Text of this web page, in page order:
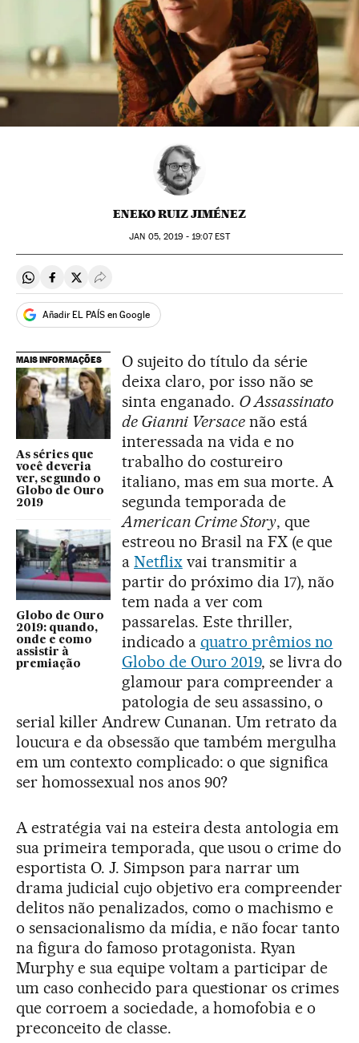
ENEKO RUIZ JIMÉNEZ
JAN 05, 2019 - 19:07EST
Compartir en Whatsapp
Compartir en Facebook
Compartir en Twitter
Desplegar Redes Sociales
Añadir EL PAÍS en Google
MAIS INFORMAÇÕES
As séries que
você deveria
ver, segundo o
Globo de Ouro
2019
Globo de Ouro
2019: quando,
onde e como
assistir à
premiação
O sujeito do título da série
deixa claro, por isso não se
sinta enganado. O Assassinato
de Gianni Versacenão está
interessada na vida e no
trabalho do costureiro
italiano, mas em sua morte. A
segunda temporada de
American Crime Story, que
estreou no Brasil na FX (e que
a Netflixvai transmitir a
partir do próximo dia 17), não
tem nada a ver com
passarelas. Este thriller,
indicado a quatro prêmios no
Globo de Ouro 2019, se livra do
glamour para compreender a
patologia de seu assassino, o
serial killer Andrew Cunanan. Um retrato da
loucura e da obsessão que também mergulha
em um contexto complicado: o que significa
ser homossexual nos anos 90?
A estratégia vai na esteira desta antologia em
sua primeira temporada, que usou o crime do
esportista O. J. Simpson para narrar um
drama judicial cujo objetivo era compreender
delitos não penalizados, como o machismo e
o sensacionalismo da mídia, e não focar tanto
na figura do famoso protagonista. Ryan
Murphy e sua equipe voltam a participar de
um caso conhecido para questionar os crimes
que corroem a sociedade, a homofobia e o
preconceito de classe.